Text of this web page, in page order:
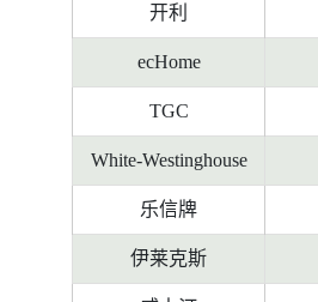
开利
ecHome
TGC
White-Westinghouse
乐信牌
伊莱克斯